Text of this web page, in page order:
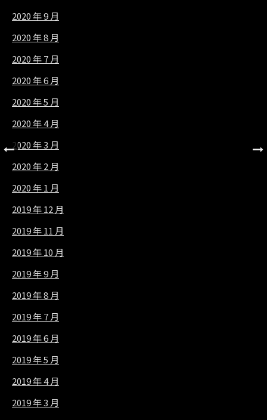
2020 年 9 月
2020 年 8 月
2020 年 7 月
2020 年 6 月
2020 年 5 月
2020 年 4 月
2020 年 3 月
2020 年 2 月
2020 年 1 月
2019 年 12 月
2019 年 11 月
2019 年 10 月
2019 年 9 月
2019 年 8 月
2019 年 7 月
2019 年 6 月
2019 年 5 月
2019 年 4 月
2019 年 3 月